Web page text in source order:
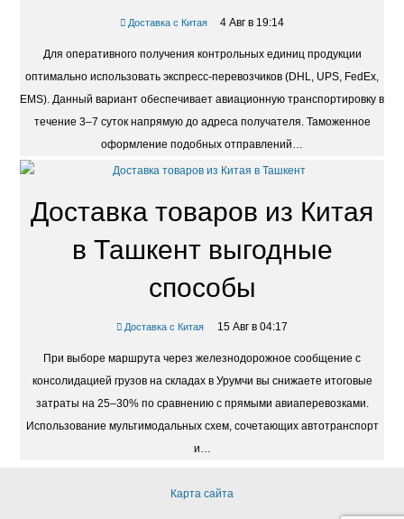
Доставка с Китая 4 Авг в 19:14
Для оперативного получения контрольных единиц продукции
оптимально использовать экспресс-перевозчиков (DHL, UPS, FedEx,
EMS). Данный вариант обеспечивает авиационную транспортировку в
течение 3–7 суток напрямую до адреса получателя. Таможенное
оформление подобных отправлений…
Доставка товаров из Китая
в Ташкент выгодные
способы
Доставка с Китая 15 Авг в 04:17
При выборе маршрута через железнодорожное сообщение с
консолидацией грузов на складах в Урумчи вы снижаете итоговые
затраты на 25–30% по сравнению с прямыми авиаперевозками.
Использование мультимодальных схем, сочетающих автотранспорт
и…
Карта сайта